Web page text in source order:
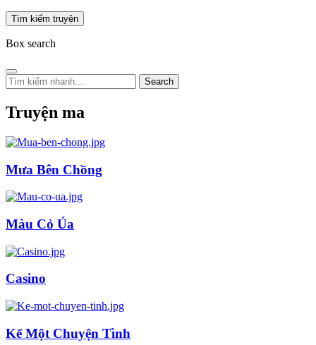
Tìm kiếm truyện
Box search
Search
Truyện ma
Mưa Bên Chồng
Màu Cỏ Úa
Casino
Kể Một Chuyện Tình